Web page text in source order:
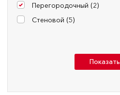
Перегородочный (2)
Стеновой (5)
Показать